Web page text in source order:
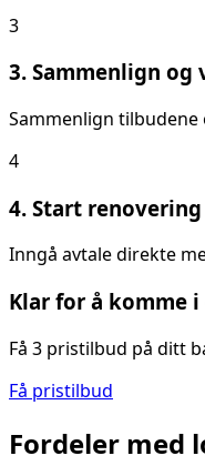
3
3. Sammenlign og
Sammenlign
4
4. Start renovering
Inngå avtale direkte
Klar for å komme i
Få 3 pristilbud på ditt
Få pristilbud
Fordeler med